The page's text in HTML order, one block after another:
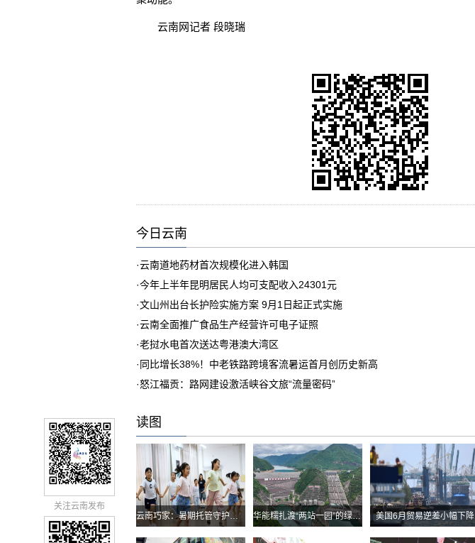
云南网记者 段晓瑞
今日云南
·云南道地药材首次规模化进入韩国
·今年上半年昆明居民人均可支配收入24301元
·文山州出台长护险实施方案 9月1日起正式实施
·云南全面推广食品生产经营许可电子证照
·老挝水电首次送达粤港澳大湾区
· 同比增长38%！中老铁路跨境客流暑运首月创历史新高
·怒江福贡：路网建设激活峡谷文旅“流量密码”
读图
云南巧家：暑期托管守护孩子快乐假期 华能糯扎渡“两站一园”的绿色实践 美国6月贸易逆差小幅下降
关注云南发布